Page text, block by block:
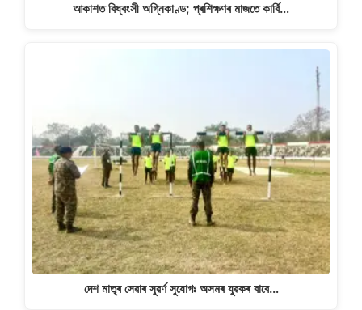
আকাশত বিধ্বংসী অগ্নিকাণ্ড; প্ৰশিক্ষণৰ মাজতে কাৰ্বি…
দেশ মাতৃৰ সেৱাৰ সুৱৰ্ণ সুযোগঃ অসমৰ যুৱকৰ বাবে…